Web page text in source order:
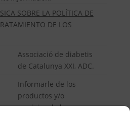
SOBRE LA POLÍTICA DE
DE LOS
Associació de diabetis
de Catalunya XXI, ADC.
Informarle de los
productos y/o
servicios de la